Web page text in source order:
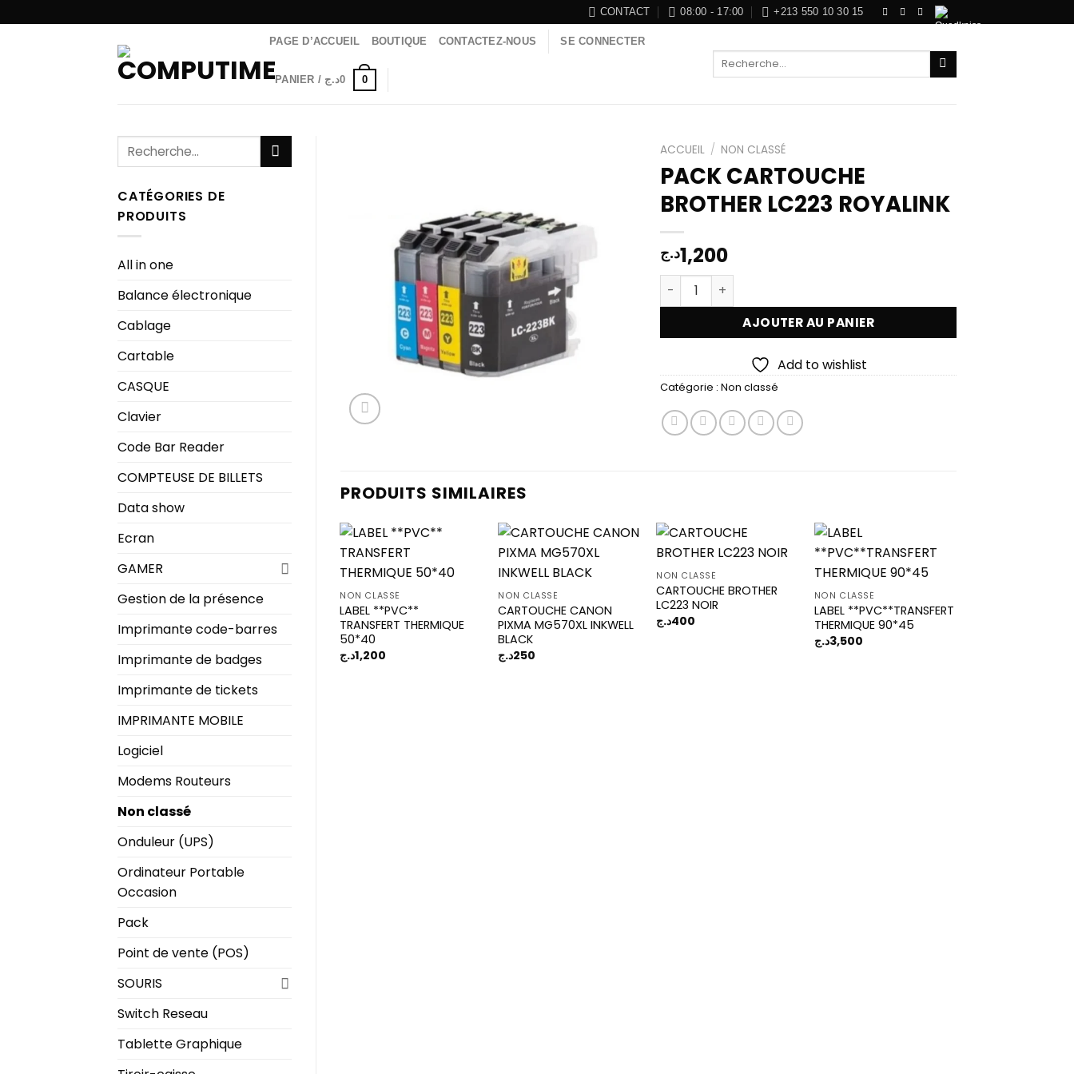
au
CONTACT 08:00 - 17:00 +213 550 10 30 15
PAGE D’ACCUEIL BOUTIQUE CONTACTEZ-NOUS SE CONNECTER
PANIER / 0د.ج 0
Recherche
Recherche
pour :
CATÉGORIES DE
PRODUITS
All in one
Balance électronique
Cablage
Cartable
CASQUE
Clavier
Code Bar Reader
COMPTEUSE DE BILLETS
Data show
Ecran
GAMER
Gestion de la présence
Imprimante code-barres
Imprimante de badges
Imprimante de tickets
IMPRIMANTE MOBILE
Logiciel
Modems Routeurs
Non classé
Onduleur (UPS)
Ordinateur Portable
Occasion
Pack
Point de vente (POS)
SOURIS
Switch Reseau
Tablette Graphique
ACCUEIL / NON CLASSÉ
PACK CARTOUCHE
BROTHER LC223 ROYALINK
1,200د.ج
quantité de PACK CARTOUCHE BROTHER LC223 ROYALINK
AJOUTER AU PANIER
Add to wishlist
Catégorie :Non classé
PRODUITS SIMILAIRES
NON CLASSÉ
LABEL **PVC**
TRANSFERT THERMIQUE
50*40
1,200د.ج
wishlist
NON CLASSÉ
CARTOUCHE CANON
PIXMA MG570XL INKWELL
BLACK
250د.ج
Add to
NON CLASSÉ
CARTOUCHE BROTHER
LC223 NOIR
400د.ج
wishlist
NON CLASSÉ
LABEL **PVC**TRANSFERT
THERMIQUE 90*45
3,500د.ج